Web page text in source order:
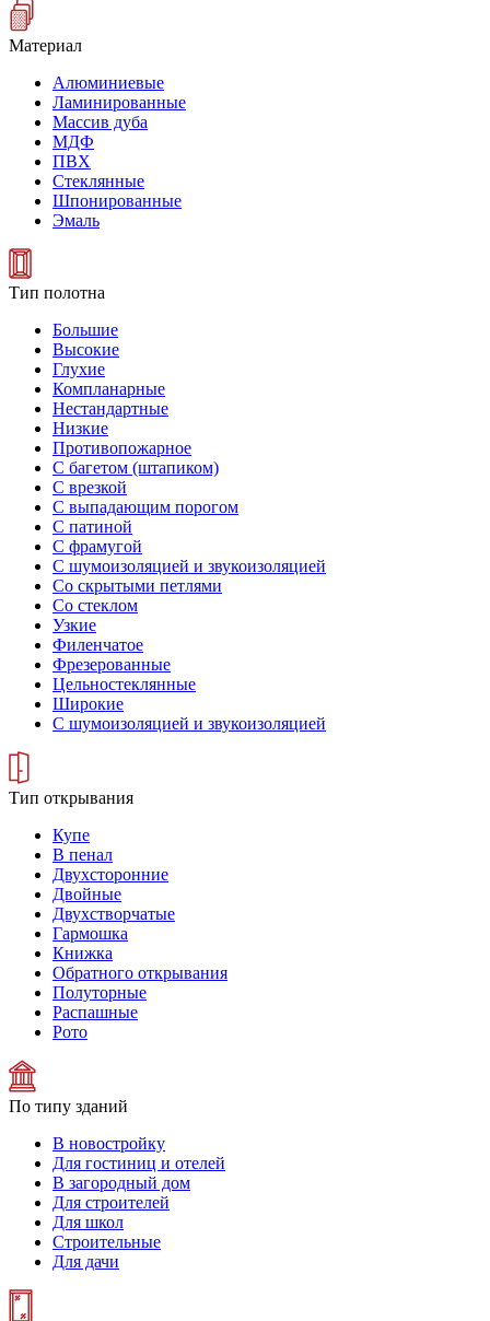
Материал
Алюминиевые
Ламинированные
Массив дуба
МДФ
ПВХ
Стеклянные
Шпонированные
Эмаль
Тип полотна
Большие
Высокие
Глухие
Компланарные
Нестандартные
Низкие
Противопожарное
С багетом (штапиком)
С врезкой
С выпадающим порогом
С патиной
С фрамугой
С шумоизоляцией и звукоизоляцией
Со скрытыми петлями
Со стеклом
Узкие
Филенчатое
Фрезерованные
Цельностеклянные
Широкие
С шумоизоляцией и звукоизоляцией
Тип открывания
Купе
В пенал
Двухсторонние
Двойные
Двухстворчатые
Гармошка
Книжка
Обратного открывания
Полуторные
Распашные
Рото
По типу зданий
В новостройку
Для гостиниц и отелей
В загородный дом
Для строителей
Для школ
Строительные
Для дачи